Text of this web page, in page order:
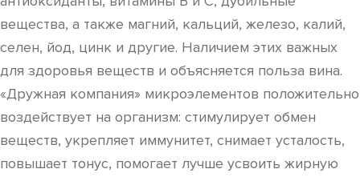
вещества, а также магний, кальций, железо, калий,
селен, йод, цинк и другие. Наличием этих важных
для здоровья веществ и объясняется польза вина.
«Дружная компания» микроэлементов положительно
воздействует на организм: стимулирует обмен
веществ, укрепляет иммунитет, снимает усталость,
повышает тонус, помогает лучше усвоить жирную